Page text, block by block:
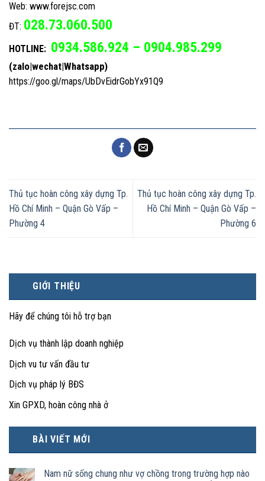
GIỚI THIỆU
Hãy để chúng tôi hỗ trợ bạn
Dịch vụ thành lập doanh nghiệp
Dịch vu tư vấn đầu tư
Dịch vụ pháp lý BĐS
Xin GPXD, hoàn công nhà ở
BÀI VIẾT MỚI
Nam nữ sống chung như vợ chồng trong trường hợp nào
Web: www.forejsc.com
ĐT: 028.73.060.500
HOTLINE: 0934.586.924 – 0904.985.299
(zalo|wechat|Whatsapp)
https://goo.gl/maps/UbDvEidrGobYx91Q9
Thủ tục hoàn công xây dựng Tp.
Hồ Chí Minh – Quận Gò Vấp –
Phường 4
Thủ tục hoàn công xây dựng Tp.
Hồ Chí Minh – Quận Gò Vấp –
Phường 6